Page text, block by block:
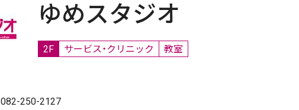
ゆめスタジオ
2F サービス・クリニック 教室
082-250-2127